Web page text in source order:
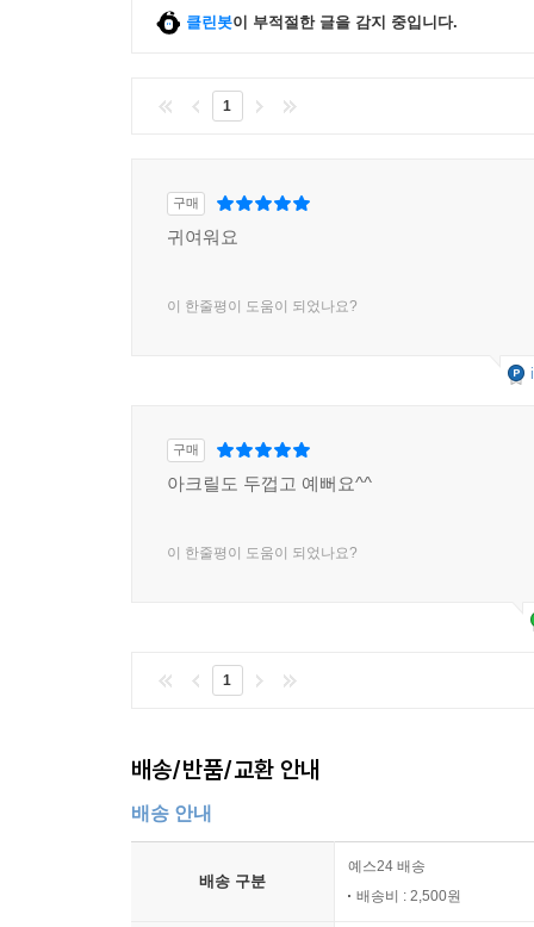
클린봇이 부적절한 글을 감지 중입니다.
1
구매
귀여워요
이 한줄평이 도움이 되었나요?
구매
아크릴도 두껍고 예뻐요^^
이 한줄평이 도움이 되었나요?
1
배송/반품/교환 안내
배송 안내
배송 구분
예스24 배송
배송비 : 2,500원